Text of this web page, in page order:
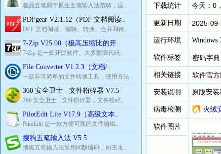
极品五笔属于原生五笔输入法范畴，适..
PDFgear V2.1.12（PDF 文档阅读..
DFF 文档阅读、编辑、转换、合并和跨..
7-Zip V25.00（极高压缩比的开..
7-Zip 是一款开源软件。大多数源代码..
File Converter V1.2.3（文档/..
一款非常简单的文件转换工具，使用方法..
360 安全卫士 - 文件粉碎器 V7.5
360 安全卫士 - 文件粉碎器，文件粉碎..
PilotEdit Lite V17.9（高级文本..
PilotEdit 是一款方便可靠的文件编辑..
搜狗五笔输入法 V5.5
搜狐五笔输入法采用86版编码，向王永..
下载统计 今天：0
更新日期 2025-
运行环境 Windows
软件标签 密码字典
相关链接 软件官
安装说明 原版安
病毒检测 火绒
软件图片